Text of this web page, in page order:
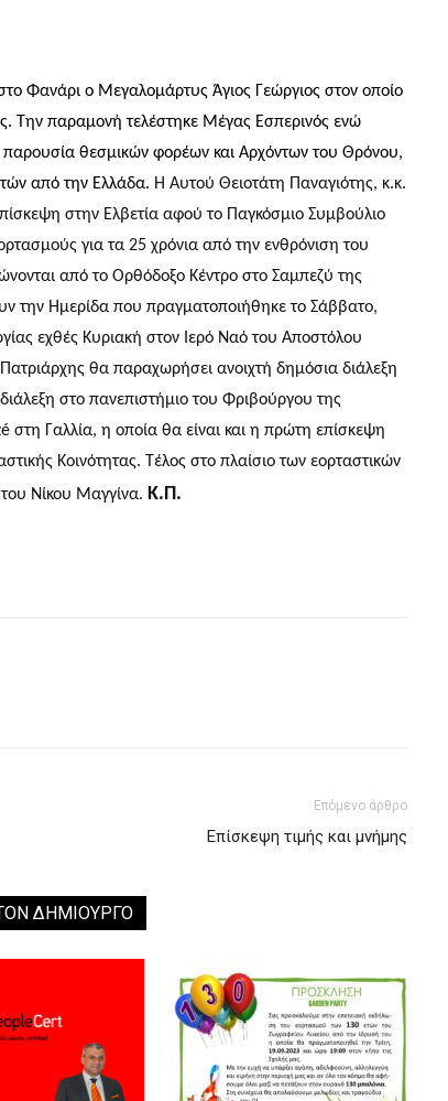
Φανάρι ο Μεγαλομάρτυς Άγιος Γεώργιος στον οποίο
Την παραμονή τελέστηκε Μέγας Εσπερινός ενώ
παρουσία θεσμικών φορέων και Αρχόντων του Θρόνου,
από την Ελλάδα. Η Αυτού Θειοτάτη Παναγιότης, κ.κ.
στην Ελβετία αφού το Παγκόσμιο Συμβούλιο
για τα 25 χρόνια από την ενθρόνιση του
από το Ορθόδοξο Κέντρο στο Σαμπεζύ της
την Ημερίδα που πραγματοποιήθηκε το Σάββατο,
εχθές Κυριακή στον Ιερό Ναό του Αποστόλου
θα παραχωρήσει ανοιχτή δημόσια διάλεξη
στο πανεπιστήμιο του Φριβούργου της
στη Γαλλία, η οποία θα είναι και η πρώτη επίσκεψη
Κοινότητας. Τέλος στο πλαίσιο των εορταστικών
Νίκου Μαγγίνα. Κ.Π.
Επόμενο άρθρο
Επίσκεψη τιμής και μνήμης
ΔΗΜΙΟΥΡΓΟ